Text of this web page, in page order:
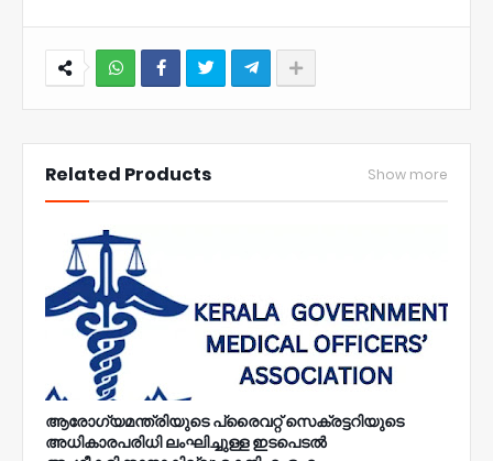
Related Products Show more
ആരോഗ്യമന്ത്രിയുടെ പ്രൈവറ്റ് സെക്രട്ടറിയുടെ
അധികാരപരിധി ലംഘിച്ചുള്ള ഇടപെടൽ